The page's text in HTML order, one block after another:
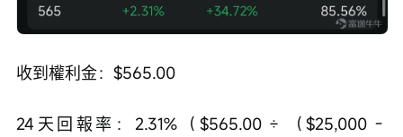
收到權利金：$565.00
24天回報率：2.31%（$565.00 ÷ （$25,000 -